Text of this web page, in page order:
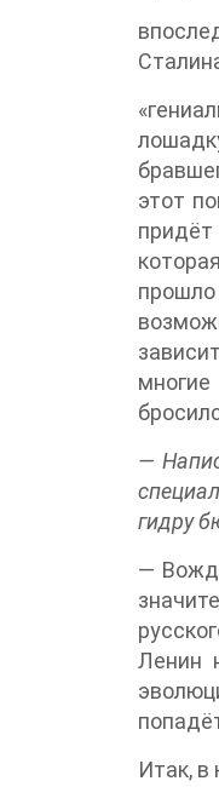
этот
—
гидру
—
Ленин
Итак, в